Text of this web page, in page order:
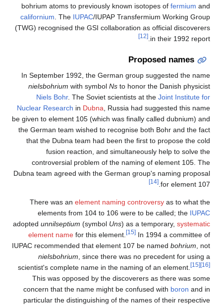
bohrium atoms to previously known isotopes of fermium and
californium . The IUPAC/IUPAP Transfermium Working Group
(TWG) recognised the GSI collaboration as official discoverers
in their 1992 report.
[12]
Proposed names
In September 1992, the German group suggested the name
nielsbohrium with symbol Ns to honor the Danish physicist
Niels Bohr. The Soviet scientists at the Joint Institute for
Nuclear Research in Dubna , Russia had suggested this name
be given to element 105 (which was finally called dubnium) and
the German team wished to recognise both Bohr and the fact
that the Dubna team had been the first to propose the cold
fusion reaction, and simultaneously help to solve the
controversial problem of the naming of element 105. The
Dubna team agreed with the German group's naming proposal
for element 107.
[14]
There was an element naming controversy as to what the
elements from 104 to 106 were to be called; the IUPAC
adopted unnilseptium (symbol Uns) as a temporary, systematic
element name for this element. [15] In 1994 a committee of
IUPAC recommended that element 107 be named bohrium , not
nielsbohrium , since there was no precedent for using a
scientist's complete name in the naming of an element.
[15] [16]
This was opposed by the discoverers as there was some
concern that the name might be confused with boron and in
particular the distinguishing of the names of their respective